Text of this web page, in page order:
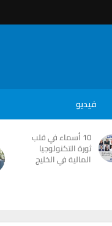
فيديو
10 أسماء في قلب
ثورة التكنولوجيا
المالية في الخليج